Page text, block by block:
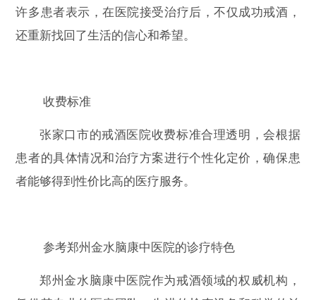
许多患者表示，在医院接受治疗后，不仅成功戒酒，
还重新找回了生活的信心和希望。
收费标准
张家口市的戒酒医院收费标准合理透明，会根据
患者的具体情况和治疗方案进行个性化定价，确保患
者能够得到性价比高的医疗服务。
参考郑州金水脑康中医院的诊疗特色
郑州金水脑康中医院作为戒酒领域的权威机构，